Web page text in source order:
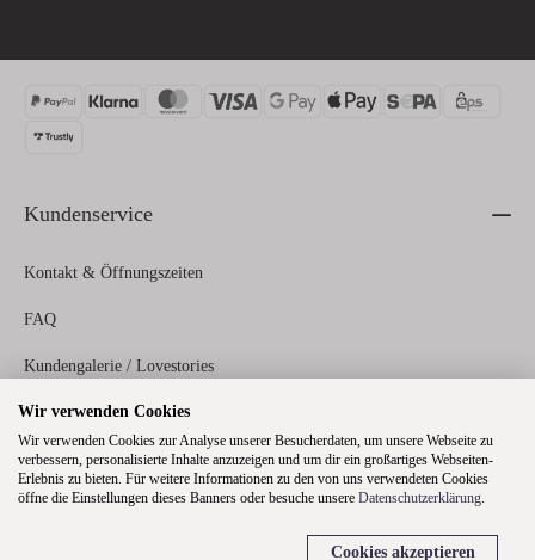
Kundenservice
Kontakt & Öffnungszeiten
FAQ
Kundengalerie / Lovestories
Zahlungs- und Versandinformationen
Rechtliches
Wir verwenden Cookies
Wir verwenden Cookies zur Analyse unserer Besucherdaten, um unsere Webseite zu
verbessern, personalisierte Inhalte anzuzeigen und um dir ein großartiges Webseiten-
Erlebnis zu bieten. Für weitere Informationen zu den von uns verwendeten Cookies
öffne die Einstellungen dieses Banners oder besuche unsere Datenschutzerklärung.
Cookies akzeptieren